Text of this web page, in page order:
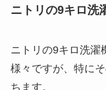
ニトリの9キロ洗
ニトリの9キロ洗濯
様々ですが、特に
ちます。